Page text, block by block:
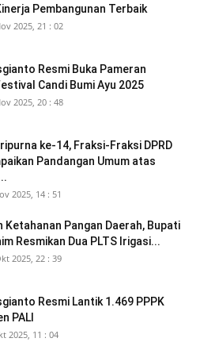
Pembangunan Terbaik
2025, 21 : 02
Resmi Buka Pameran
Candi Bumi Ayu 2025
2025, 20 : 48
ke-14, Fraksi-Fraksi DPRD
Pandangan Umum atas
2025, 14 : 51
Ketahanan Pangan Daerah, Bupati
Resmikan Dua PLTS Irigasi...
2025, 22 : 39
Resmi Lantik 1.469 PPPK
PALI
2025, 11 : 04